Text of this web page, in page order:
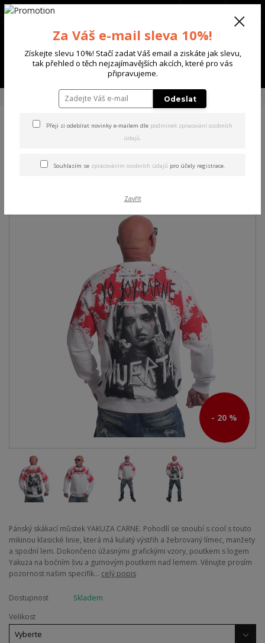
Menu
+420 702 136 620
MIKINY Yakuza pánská mikina Carne Sweatshirt
Yakuza pánská mikina Carne
Sweatshirt
- 20 %
Pánský skákací můstek YAKUZA CARNE. Pohodlí se snoubí s cool s touto
mikinou klasické linie, která má kulatý výstřih a žebrovaný límec, manžety
a spodní lem. Dokončeno úžasnými grafickými vzory, poutkem s logem
Yakuza na bočním švu a gumovým poutkem nad lemem. Věnujte prosím
pozornost našim specifik... celý popis
Dostupnost
Skladem
Velikost
Za Váš e-mail sleva 10%!
Získejte slevu 10%! Stačí zadat Váš email a ziskáte jak slevu,
tak přehled o těch nejzajímavějších akcích, které pro vás
připravujeme.
Odeslat
Přeji si odebírat novinky e-mailem dle podmínek zpracování osobních
údajů.
Souhlasím se zpracováním osobních údajů pro účely registrace.
Zavřít